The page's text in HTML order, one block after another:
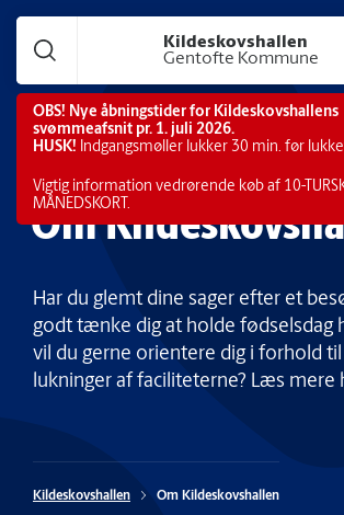
Kildeskovshallen
Gentofte Kommune
OBS! Nye åbningstider for Kildeskovshallens
svømmeafsnit pr. 1. juli 2026.
HUSK! Indgangsmøller lukker 30 min. før
Vigtig information vedrørende køb af 10-
MÅNEDSKORT.
Om
Har du glemt dine sager efter et
godt tænke dig at holde fødselsdag
vil du gerne orientere dig i forhold
lukninger af faciliteterne? Læs mere
Kildeskovshallen Om Kildeskovshallen